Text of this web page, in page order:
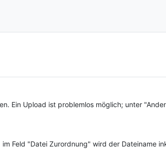
Ein Upload ist problemlos möglich; unter
Feld "Datei Zurordnung" wird der Dateiname